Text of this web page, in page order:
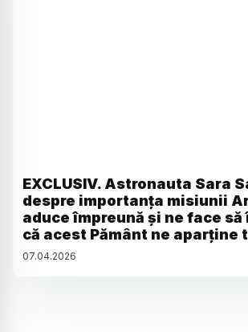
EXCLUSIV. Astronauta Sara
despre importanța misiunii
aduce împreună și ne face
că acest Pământ ne aparține
07.04.2026